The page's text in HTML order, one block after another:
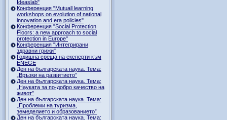
Ideaslab"
Конференция "Mutuall learning
workshops on evolution of national
innovation and era policies"
Конференция "Social Protection
Floors: a new approach to social
protection in Europe"
Конференция "Интегрирани
здравни грижи"
Годишна среща на експерти към
ENEGE
Ден на българската наука. Тема:
„Връзки на развитието”
Ден на българската наука. Тема:
„Науката за по-добро качество на
живот”
Ден на българската наука. Тема:
„Проблеми на туризма,
земеделието и образованието”
Ден на българската наука. Тема: